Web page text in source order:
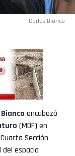
Carlos Bianco
encabezó
(MDF) en
Sección
espacio